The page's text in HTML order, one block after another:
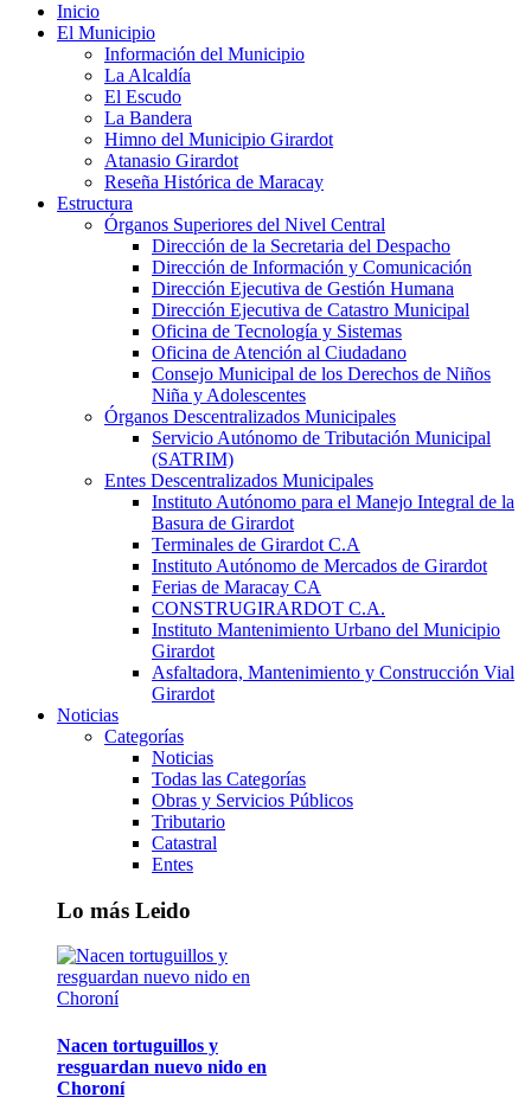
Inicio
El Municipio
Información del Municipio
La Alcaldía
El Escudo
La Bandera
Himno del Municipio Girardot
Atanasio Girardot
Reseña Histórica de Maracay
Estructura
Órganos Superiores del Nivel Central
Dirección de la Secretaria del Despacho
Dirección de Información y Comunicación
Dirección Ejecutiva de Gestión Humana
Dirección Ejecutiva de Catastro Municipal
Oficina de Tecnología y Sistemas
Oficina de Atención al Ciudadano
Consejo Municipal de los Derechos de Niños
Niña y Adolescentes
Órganos Descentralizados Municipales
Servicio Autónomo de Tributación Municipal
(SATRIM)
Entes Descentralizados Municipales
Instituto Autónomo para el Manejo Integral de la
Basura de Girardot
Terminales de Girardot C.A
Instituto Autónomo de Mercados de Girardot
Ferias de Maracay CA
CONSTRUGIRARDOT C.A.
Instituto Mantenimiento Urbano del Municipio
Girardot
Asfaltadora, Mantenimiento y Construcción Vial
Girardot
Noticias
Categorías
Noticias
Todas las Categorías
Obras y Servicios Públicos
Tributario
Catastral
Entes
Lo más Leido
Nacen tortuguillos y
resguardan nuevo nido en
Choroní